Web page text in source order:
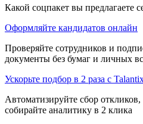
Какой соцпакет вы предлагаете
Оформляйте кандидатов онлайн
Проверяйте сотрудников и
документы без бумаг и личных
Ускорьте подбор в 2 раза с
Автоматизируйте сбор откликов,
собирайте аналитику в 2 клика